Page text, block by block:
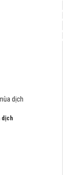
dịch